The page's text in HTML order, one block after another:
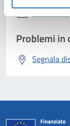
Prenota
Problemi in
Segnala